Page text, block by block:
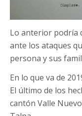
Lo anterior podría
ante los ataques
persona y sus
En lo que va de
El último de los
cantón Valle